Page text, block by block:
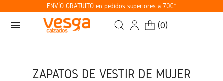
ENVÍO GRATUITO en pedidos superiores a 70€*
menu (0)
ZAPATOS DE VESTIR DE MUJER